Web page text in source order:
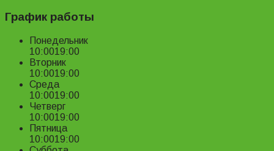
График работы
Понедельник
10:0019:00
Вторник
10:0019:00
Среда
10:0019:00
Четверг
10:0019:00
Пятница
10:0019:00